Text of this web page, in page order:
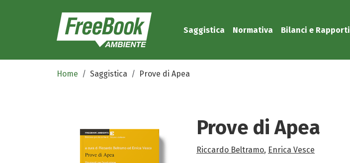
Saggistica Normativa Bilanci e Rapporti
Home Saggistica Prove di Apea
Prove di Apea
Riccardo Beltramo, Enrica Vesce